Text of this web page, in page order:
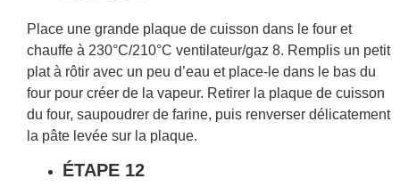
Place une grande plaque de cuisson dans le four et
chauffe à 230°C/210°C ventilateur/gaz 8. Remplis un petit
plat à rôtir avec un peu d’eau et place-le dans le bas du
four pour créer de la vapeur. Retirer la plaque de cuisson
du four, saupoudrer de farine, puis renverser délicatement
la pâte levée sur la plaque.
ÉTAPE 12